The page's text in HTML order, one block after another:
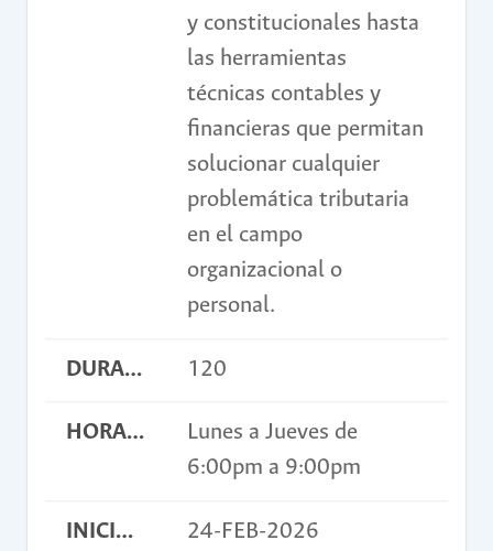
y constitucionales hasta
las herramientas
técnicas contables y
financieras que permitan
solucionar cualquier
problemática tributaria
en el campo
organizacional o
personal.
DURACIÓN EN HORAS 120
HORARIO
Lunes a Jueves de
6:00pm a 9:00pm
INICIO INSCRIPCIONES 24-FEB-2026